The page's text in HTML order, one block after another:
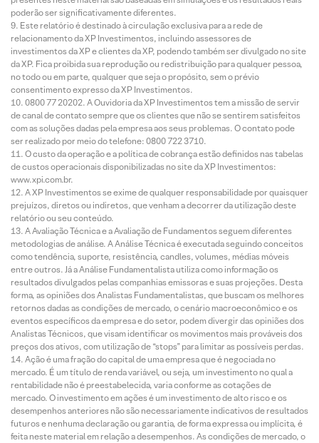
poderão ser significativamente diferentes.
Este relatório é destinado à circulação exclusiva para a rede de
relacionamento da XP Investimentos, incluindo assessores de
investimentos da XP e clientes da XP, podendo também ser divulgado no site
da XP. Fica proibida sua reprodução ou redistribuição para qualquer pessoa,
no todo ou em parte, qualquer que seja o propósito, sem o prévio
consentimento expresso da XP Investimentos.
0800 77 20202. A Ouvidoria da XP Investimentos tem a missão de servir
de canal de contato sempre que os clientes que não se sentirem satisfeitos
com as soluções dadas pela empresa aos seus problemas. O contato pode
ser realizado por meio do telefone: 0800 722 3710.
O custo da operação e a política de cobrança estão definidos nas tabelas
de custos operacionais disponibilizadas no site da XP Investimentos:
www.xpi.com.br.
A XP Investimentos se exime de qualquer responsabilidade por quaisquer
prejuízos, diretos ou indiretos, que venham a decorrer da utilização deste
relatório ou seu conteúdo.
A Avaliação Técnica e a Avaliação de Fundamentos seguem diferentes
metodologias de análise. A Análise Técnica é executada seguindo conceitos
como tendência, suporte, resistência, candles, volumes, médias móveis
entre outros. Já a Análise Fundamentalista utiliza como informação os
resultados divulgados pelas companhias emissoras e suas projeções. Desta
forma, as opiniões dos Analistas Fundamentalistas, que buscam os melhores
retornos dadas as condições de mercado, o cenário macroeconômico e os
eventos específicos da empresa e do setor, podem divergir das opiniões dos
Analistas Técnicos, que visam identificar os movimentos mais prováveis dos
preços dos ativos, com utilização de “stops” para limitar as possíveis perdas.
Ação é uma fração do capital de uma empresa que é negociada no
mercado. É um título de renda variável, ou seja, um investimento no qual a
rentabilidade não é preestabelecida, varia conforme as cotações de
mercado. O investimento em ações é um investimento de alto risco e os
desempenhos anteriores não são necessariamente indicativos de resultados
futuros e nenhuma declaração ou garantia, de forma expressa ou implícita, é
feita neste material em relação a desempenhos. As condições de mercado, o